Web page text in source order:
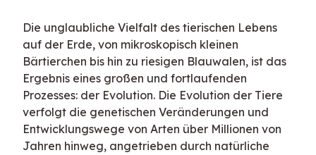
Die unglaubliche Vielfalt des tierischen Lebens
auf der Erde, von mikroskopisch kleinen
Bärtierchen bis hin zu riesigen Blauwalen, ist das
Ergebnis eines großen und fortlaufenden
Prozesses: der Evolution. Die Evolution der Tiere
verfolgt die genetischen Veränderungen und
Entwicklungswege von Arten über Millionen von
Jahren hinweg, angetrieben durch natürliche